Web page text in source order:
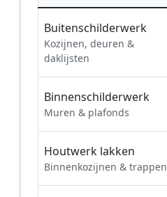
Buitenschilderwerk
Kozijnen, deuren &
daklijsten
Binnenschilderwerk
Muren & plafonds
Houtwerk lakken
Binnenkozijnen & trappen